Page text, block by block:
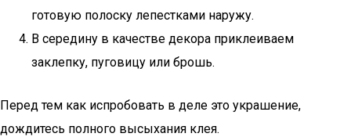
готовую полоску лепестками наружу.
В середину в качестве декора приклеиваем
заклепку, пуговицу или брошь.
Перед тем как испробовать в деле это украшение,
дождитесь полного высыхания клея.